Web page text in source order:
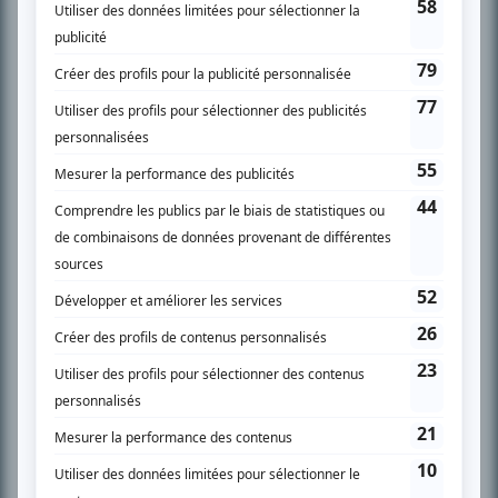
SUR LE RÉSEAU BIZZ MÉDIA
Accueil
Liste des oeuvres
Liste des comédiens
Recherche avancée
À propos
Nous contacter
Termes et conditions
Politique de confidentialité